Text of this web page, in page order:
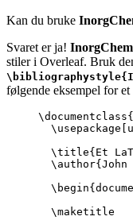
Kan du bruke
Svaret er ja! InorgChem
stiler i Overleaf. Bruk
følgende eksempel for
\documentclass{
\usepackage
\title{Et
\author{John
\begin{
\maketitle